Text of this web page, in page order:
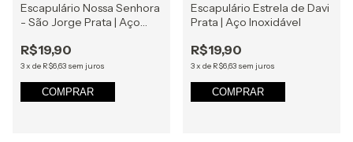
Escapulário Nossa Senhora
- São Jorge Prata | Aço
R$19,90
3x de R$6,63 sem juros
COMPRAR
Escapulário Estrela de Davi
Prata | Aço Inoxidável
R$19,90
3x de R$6,63 sem juros
COMPRAR